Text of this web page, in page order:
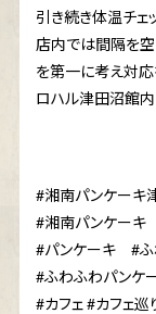
引き続き体温チェ
店内では間隔を空
を第一に考え対応
ロハル津田沼館
#湘南パンケーキ
#湘南パンケーキ
#パンケーキ #ふ
#ふわふわパンケ
#カフェ #カフェ